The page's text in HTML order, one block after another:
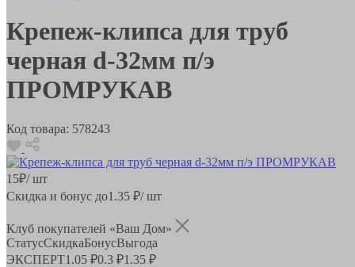
Крепеж-клипса для труб
черная d-32мм п/э
ПРОМРУКАВ
Код товара: 578243
15₽/ шт
Скидка и бонус до1.35 ₽/ шт
Клуб покупателей «Ваш Дом»
СтатусСкидкаБонусВыгода
ЭКСПЕРТ1.05 ₽0.3 ₽1.35 ₽